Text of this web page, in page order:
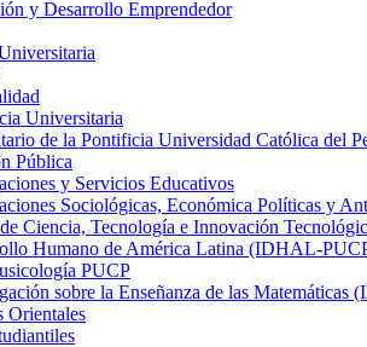
y Desarrollo Emprendedor
Universitaria
de la Pontificia Universidad Católica del
Pública
y Servicios Educativos
Sociológicas, Económica Políticas y
Ciencia, Tecnología e Innovación
Humano de América Latina (IDHAL-
PUCP
sobre la Enseñanza de las Matemáticas
Orientales